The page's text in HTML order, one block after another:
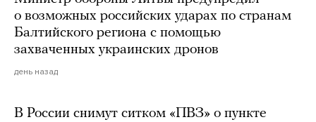
о возможных российских ударах по странам
Балтийского региона с помощью
захваченных украинских дронов
день назад
В России снимут ситком «ПВЗ» о пункте